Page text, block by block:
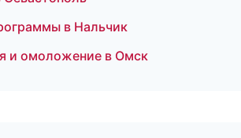
в Нальчик
и омоложение в Омск